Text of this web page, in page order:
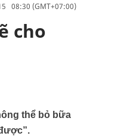
08:30 (GMT+07:00)
cho
thể bỏ bữa